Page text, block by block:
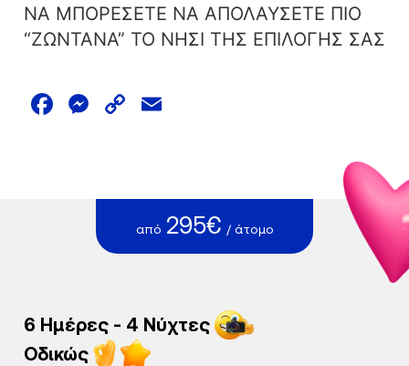
ΝΑ ΜΠΟΡΕΣΕΤΕ ΝΑ ΑΠΟΛΑΥΣΕΤΕ ΠΙΟ
“ΖΩΝΤΑΝΑ” ΤΟ ΝΗΣΙ ΤΗΣ ΕΠΙΛΟΓΗΣ ΣΑΣ
Facebook
Messenger
Copy
από 295€ / άτομο
6 Ημέρες - 4 Νύχτες
Οδικώς